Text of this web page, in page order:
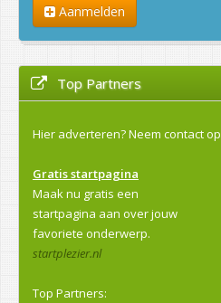
Aanmelden
Top Partners
Hier adverteren?Neem contact op
Gratis startpagina
Maak nu gratis een
startpagina aan over jouw
favoriete onderwerp.
startplezier.nl
Top Partners: